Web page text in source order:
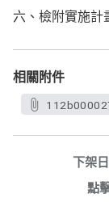
六、檢附實施計
相關附件
下架
點